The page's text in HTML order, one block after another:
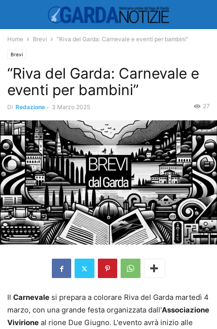
Home Brevi “Riva del Garda: Carnevale e eventi per bambini”
Brevi
“Riva del Garda: Carnevale e
eventi per bambini”
Di Redazione - 3 Marzo 2025 27
Il Carnevale si prepara a colorare Riva del Garda martedì 4
marzo, con una grande festa organizzata dall'Associazione
Vivirione al rione Due Giugno. L'evento avrà inizio alle